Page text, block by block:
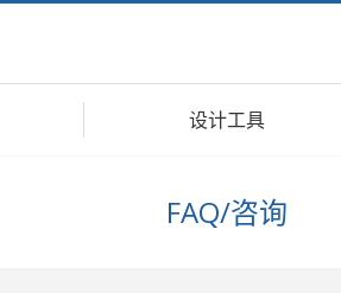
设计工具
FAQ/咨询